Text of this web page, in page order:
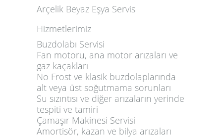
Arçelik Beyaz Eşya Servis
Hizmetlerimiz
Buzdolabı Servisi
Fan motoru, ana motor arızaları ve
gaz kaçakları
No Frost ve klasik buzdolaplarında
alt veya üst soğutmama sorunları
Su sızıntısı ve diğer arızaların yerinde
tespiti ve tamiri
Çamaşır Makinesi Servisi
Amortisör, kazan ve bilya arızaları